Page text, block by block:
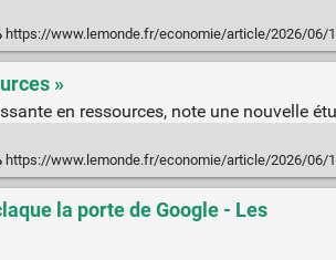
https://www.lemonde.fr/economie/article/2026/06/12/les-banques-rationnent-l-usage-de-l-ia-terrifiees-
»
en ressources, note une nouvelle
https://www.lemonde.fr/economie/article/2026/06/12/ia-comment-le-deploiement-des-centres-de-donnees-
la porte de Google - Les